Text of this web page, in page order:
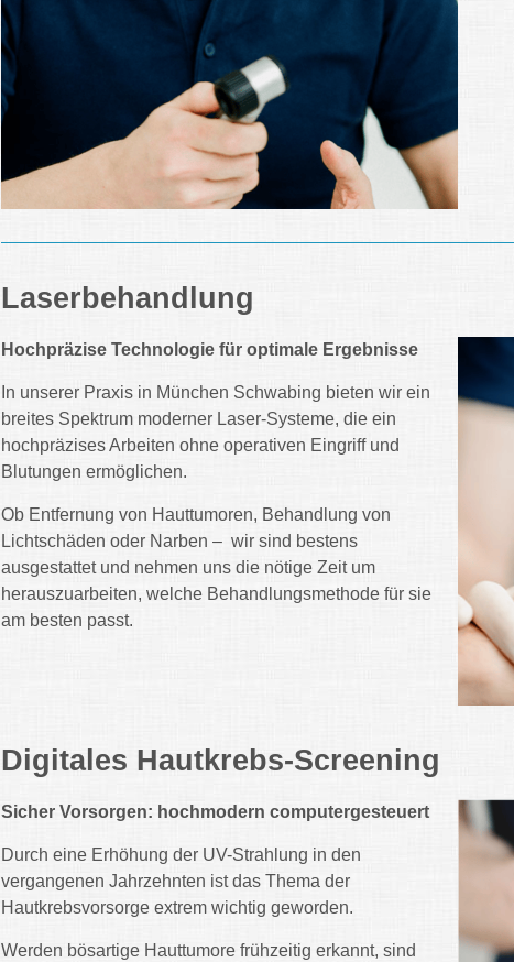
Laserbehandlung
Hochpräzise Technologie für optimale Ergebnisse
In unserer Praxis in München Schwabing bieten wir ein
breites Spektrum moderner Laser-Systeme, die ein
hochpräzises Arbeiten ohne operativen Eingriff und
Blutungen ermöglichen.
Ob Entfernung von Hauttumoren, Behandlung von
Lichtschäden oder Narben – wir sind bestens
ausgestattet und nehmen uns die nötige Zeit um
herauszuarbeiten, welche Behandlungsmethode für sie
am besten passt.
Digitales Hautkrebs-Screening
Sicher Vorsorgen: hochmodern computergesteuert
Durch eine Erhöhung der UV-Strahlung in den
vergangenen Jahrzehnten ist das Thema der
Hautkrebsvorsorge extrem wichtig geworden.
Werden bösartige Hauttumore frühzeitig erkannt, sind